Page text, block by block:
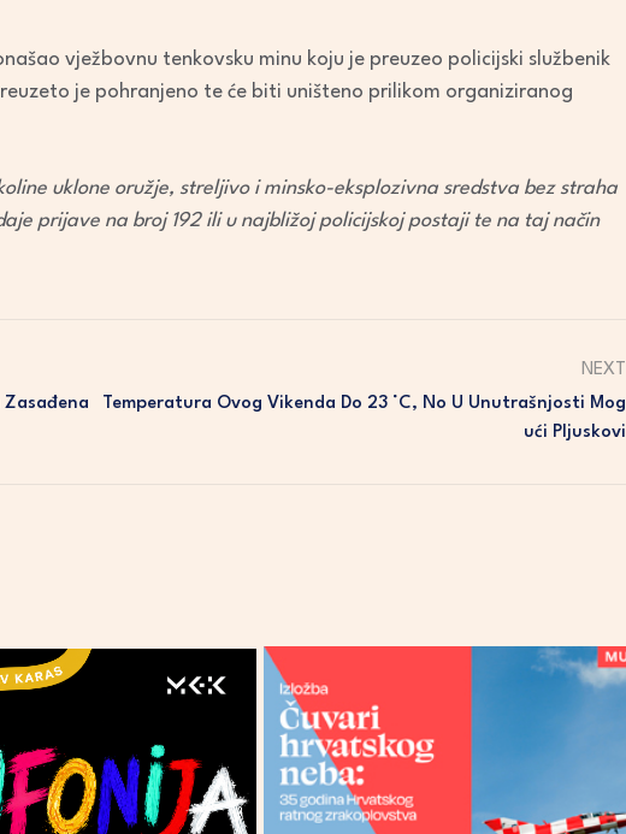
decrease
vježbovnu tenkovsku minu koju je preuzeo policijski službenik
je pohranjeno te će biti uništeno prilikom organiziranog
uklone oružje, streljivo i minsko-eksplozivna sredstva bez straha
prijave na broj 192 ili u najbližoj policijskoj postaji te na taj način
NEXT
Temperatura Ovog Vikenda Do 23 °C, No U Unutrašnjosti Mog
Ući Pljuskovi